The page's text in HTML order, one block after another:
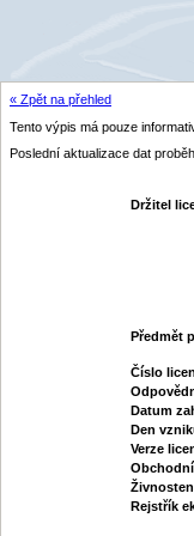
« Zpět na přehled
Tento výpis má pouze
Poslední aktualizace dat
Držitel
Předmět
Číslo
Datum
Den
Verze
Rejstřík